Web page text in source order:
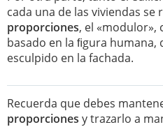
cada una de las viviendas
proporciones, el «modulor»,
basado en la ﬁgura
esculpido en la fachada.
Recuerda que debes
proporciones y trazarlo a